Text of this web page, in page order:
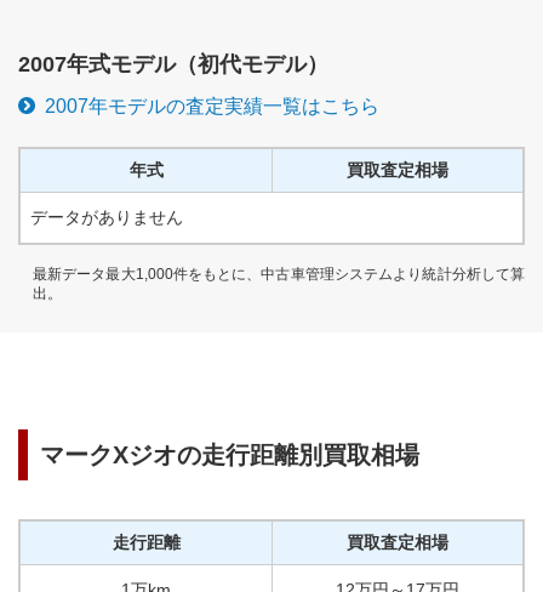
2007年式モデル（初代モデル）
2007年モデルの査定実績一覧はこちら
年式 買取査定相場
データがありません
最新データ最大1,000件をもとに、中古車管理システムより統計分析して算
出。
マークXジオの走行距離別買取相場
走行距離 買取査定相場